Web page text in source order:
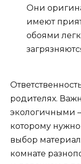
Они
имеют
обоями
родителях.
экологичными
которому
выбор
комнате